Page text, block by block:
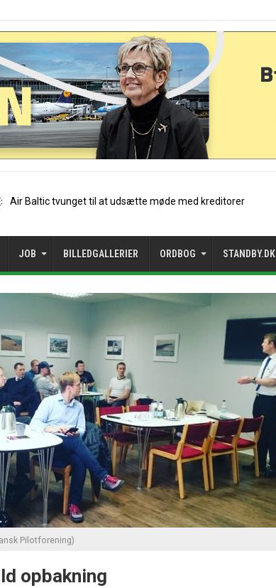
Stockholm-Arlanda satte reko
JOB BILLEDGALLERIER ORDBOG STANDBY.DK
Pilotforening)
opbakning